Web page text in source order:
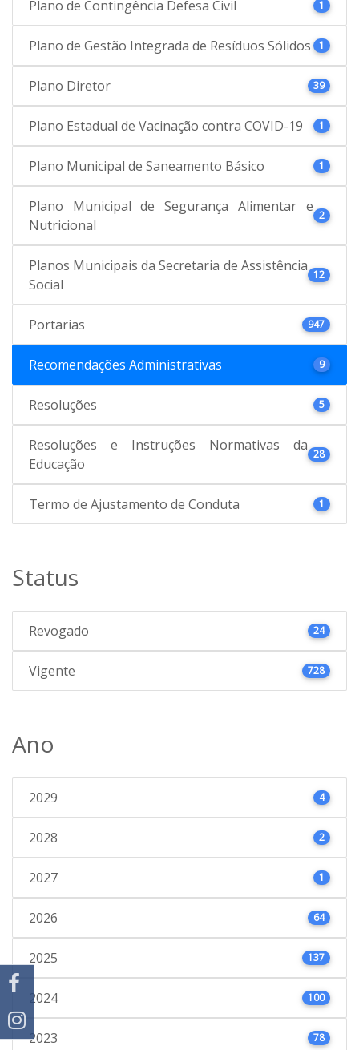
Plano de Contingência Defesa Civil 1
Plano de Gestão Integrada de Resíduos Sólidos 1
Plano Diretor 39
Plano Estadual de Vacinação contra COVID-19 1
Plano Municipal de Saneamento Básico 1
Plano Municipal de Segurança Alimentar e
Nutricional
2
Planos Municipais da Secretaria de Assistência
Social
12
Portarias 947
Recomendações Administrativas 9
Resoluções 5
Resoluções e Instruções Normativas da
Educação
28
Termo de Ajustamento de Conduta 1
Status
Revogado 24
Vigente 728
Ano
2029 4
2028 2
2027 1
2026 64
2025 137
2024 100
2023 78